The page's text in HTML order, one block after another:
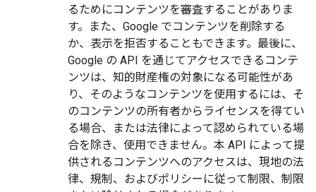
るためにコンテンツを審査することがありま
す。また、Google でコンテンツを削除する
か、表示を拒否することもできます。 最後に、
Google の API を通じてアクセスできるコンテ
ンツは、知的財産権の対象になる可能性があ
り、そのようなコンテンツを使用するには、そ
のコンテンツの所有者からライセンスを得てい
る場合、または法律によって認められている場
合を除き、使用できません。本 API によって提
供されるコンテンツへのアクセスは、現地の法
律、規制、およびポリシーに従って制限、制限